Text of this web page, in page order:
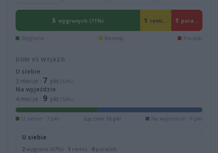
5 wygranych (71%) 1 remis (14%) 1 porażka (15%)
Wygrane Remisy Porażki
DOM VS WYJAZD
U siebie
3 mecze · 7 pkt (44%)
Na wyjeździe
4 mecze · 9 pkt (56%)
U siebie · 7 pkt Łącznie 16 pkt Na wyjeździe · 9 pkt
U siebie
2 wygrane (67%) · 1 remis · 0porażek